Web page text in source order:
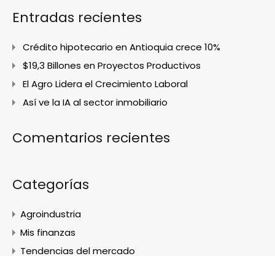
Entradas recientes
Crédito hipotecario en Antioquia crece 10%
$19,3 Billones en Proyectos Productivos
El Agro Lidera el Crecimiento Laboral
Así ve la IA al sector inmobiliario
Comentarios recientes
Categorías
Agroindustria
Mis finanzas
Tendencias del mercado